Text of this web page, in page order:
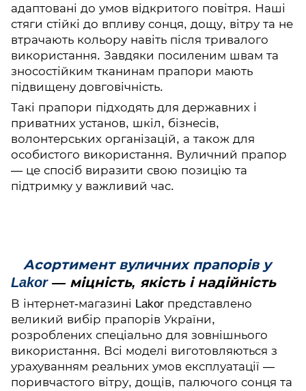
адаптовані до умов відкритого повітря. Наші
стяги стійкі до впливу сонця, дощу, вітру та не
втрачають кольору навіть після тривалого
використання. Завдяки посиленим швам та
зносостійким тканинам прапори мають
підвищену довговічність.
Такі прапори підходять для державних і
приватних установ, шкіл, бізнесів,
волонтерських організацій, а також для
особистого використання. Вуличний прапор
— це спосіб виразити свою позицію та
підтримку у важливий час.
Асортимент вуличних прапорів у
Lakor— міцність, якість і надійність
В інтернет-магазині Lakor представлено
великий вибір прапорів України,
розроблених спеціально для зовнішнього
використання. Всі моделі виготовляються з
урахуванням реальних умов експлуатації —
поривчастого вітру, дощів, палючого сонця та